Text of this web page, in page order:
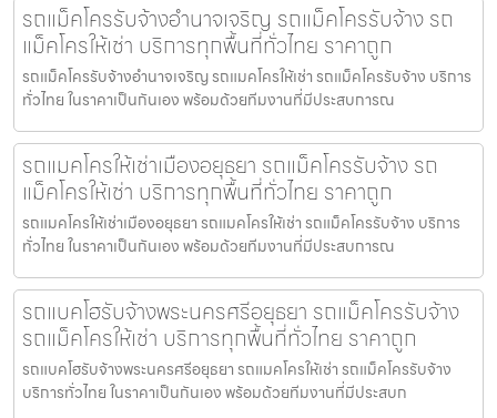
รถแม็คโครรับจ้างอำนาจเจริญ รถแม็คโครรับจ้าง รถ
แม็คโครให้เช่า บริการทุกพื้นที่ทั่วไทย ราคาถูก
รถแม็คโครรับจ้างอำนาจเจริญ รถแมคโครให้เช่า รถแม็คโครรับจ้าง บริการ
ทั่วไทย ในราคาเป็นกันเอง พร้อมด้วยทีมงานที่มีประสบการณ
รถแมคโครให้เช่าเมืองอยุธยา รถแม็คโครรับจ้าง รถ
แม็คโครให้เช่า บริการทุกพื้นที่ทั่วไทย ราคาถูก
รถแมคโครให้เช่าเมืองอยุธยา รถแมคโครให้เช่า รถแม็คโครรับจ้าง บริการ
ทั่วไทย ในราคาเป็นกันเอง พร้อมด้วยทีมงานที่มีประสบการณ
รถแบคโฮรับจ้างพระนครศรีอยุธยา รถแม็คโครรับจ้าง
รถแม็คโครให้เช่า บริการทุกพื้นที่ทั่วไทย ราคาถูก
รถแบคโฮรับจ้างพระนครศรีอยุธยา รถแมคโครให้เช่า รถแม็คโครรับจ้าง
บริการทั่วไทย ในราคาเป็นกันเอง พร้อมด้วยทีมงานที่มีประสบก